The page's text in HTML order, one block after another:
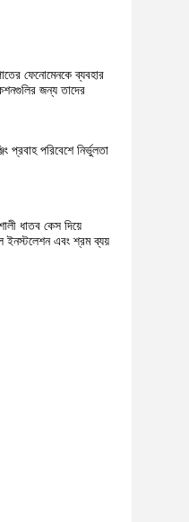
ফেনোমেনকে ব্যবহার
জন্য তাদের
প্রবাহ পরিবেশে নির্ভুলতা
ধাতব কেস দিয়ে
ইনস্টলেশন এবং শ্রম ব্যয়